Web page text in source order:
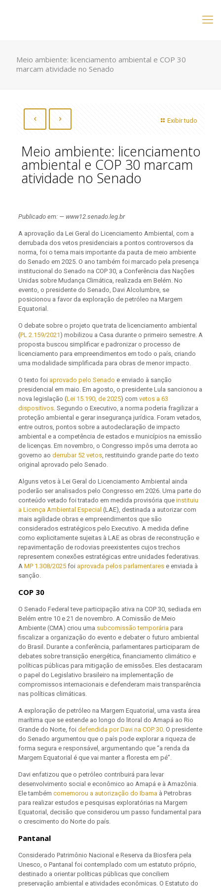
Meio ambiente: licenciamento ambiental e COP 30
marcam atividade no Senado
Exibir tudo
Meio ambiente: licenciamento
ambiental e COP 30 marcam
atividade no Senado
Publicado em: — www12.senado.leg.br
A aprovação da Lei Geral do Licenciamento Ambiental, com a
derrubada dos vetos presidenciais a pontos controversos da
norma, foi o tema mais importante da pauta de meio ambiente
do Senado em 2025. O ano também foi marcado pela presença
institucional do Senado na COP 30, a Conferência das Nações
Unidas sobre Mudança Climática, realizada em Belém. No
evento, o presidente do Senado, Davi Alcolumbre, se
posicionou a favor da exploração de petróleo na Margem
Equatorial.
O debate sobre o projeto que trata de licenciamento ambiental
(PL 2.159/2021) mobilizou a Casa durante o primeiro semestre. A
proposta buscou simplificar e padronizar o processo de
licenciamento para empreendimentos em todo o país, criando
uma modalidade simplificada para obras de menor impacto.
O texto foi aprovado pelo Senado e enviado à sanção
presidencial em maio. Em agosto, o presidente Lula sancionou a
nova legislação (Lei 15.190, de 2025) com vetos a 63
dispositivos. Segundo o Executivo, a norma poderia fragilizar a
proteção ambiental e gerar insegurança jurídica. Foram vetados,
entre outros, pontos sobre a autodeclaração de impacto
ambiental e a competência de estados e municípios na emissão
de licenças. Em novembro, o Congresso impôs uma derrota ao
governo ao derrubar 52 vetos, restituindo grande parte do texto
original aprovado pelo Senado.
Alguns vetos à Lei Geral do Licenciamento Ambiental ainda
poderão ser analisados pelo Congresso em 2026. Uma parte do
conteúdo vetado foi tratado em medida provisória que instituiu
a Licença Ambiental Especial (LAE), destinada a autorizar com
mais agilidade obras e empreendimentos que são
considerados estratégicos pelo Executivo. A medida define
como explicitamente sujeitas à LAE as obras de reconstrução e
repavimentação de rodovias preexistentes cujos trechos
representem conexões estratégicas entre unidades federativas.
A MP 1.308/2025foi aprovada pelos parlamentarese enviada à
sanção.
COP 30
O Senado Federal teve participação ativa na COP 30, sediada em
Belém entre 10 e 21 de novembro. A Comissão de Meio
Ambiente (CMA) criou uma subcomissão temporária para
fiscalizar a organização do evento e debater o futuro ambiental
do Brasil. Durante a conferência, parlamentares participaram de
debates sobre transição energética, financiamento climático e
políticas públicas para mitigação de emissões. Eles destacaram
o papel do Legislativo brasileiro na implementação de
compromissos internacionais e defenderam mais transparência
nas políticas climáticas.
A exploração de petróleo na Margem Equatorial, uma vasta área
marítima que se estende ao longo do litoral do Amapá ao Rio
Grande do Norte, foi defendida por Davi na COP 30. O presidente
do Senado argumentou que o país pode explorar a riqueza de
forma segura e responsável, argumentando que “a renda da
Margem Equatorial é que vai manter a floresta em pé”.
Davi enfatizou que o petróleo contribuirá para levar
desenvolvimento social e econômico ao Amapá e à Amazônia.
Ele também comemorou a autorização do Ibama à Petrobras
para realizar estudos e pesquisas exploratórias na Margem
Equatorial, decisão que considerou um passo fundamental para
o crescimento do Norte do país.
Pantanal
Considerado Patrimônio Nacional e Reserva da Biosfera pela
Unesco, o Pantanal foi contemplado com um estatuto próprio,
destinado a orientar políticas públicas que conciliem
preservação ambiental e atividades econômicas. O Estatuto do